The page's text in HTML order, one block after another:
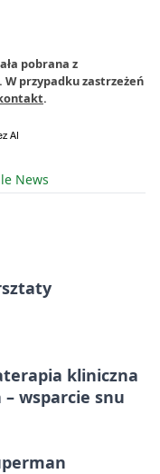
pobrana z
W przypadku zastrzeżeń
.
News
kliniczna
wsparcie snu